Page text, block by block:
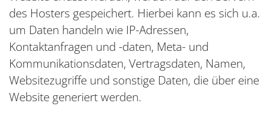
des Hosters gespeichert. Hierbei kann es sich u.a.
um Daten handeln wie IP-Adressen,
Kontaktanfragen und -daten, Meta- und
Kommunikationsdaten, Vertragsdaten, Namen,
Websitezugriffe und sonstige Daten, die über eine
Website generiert werden.